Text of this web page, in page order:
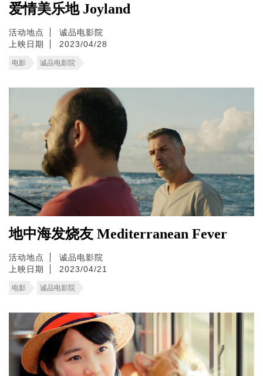
爱情美乐地 Joyland
活动地点
诚品电影院
上映日期
2023/04/28
电影 诚品电影院
地中海发烧友 Mediterranean Fever
活动地点
诚品电影院
上映日期
2023/04/21
电影 诚品电影院